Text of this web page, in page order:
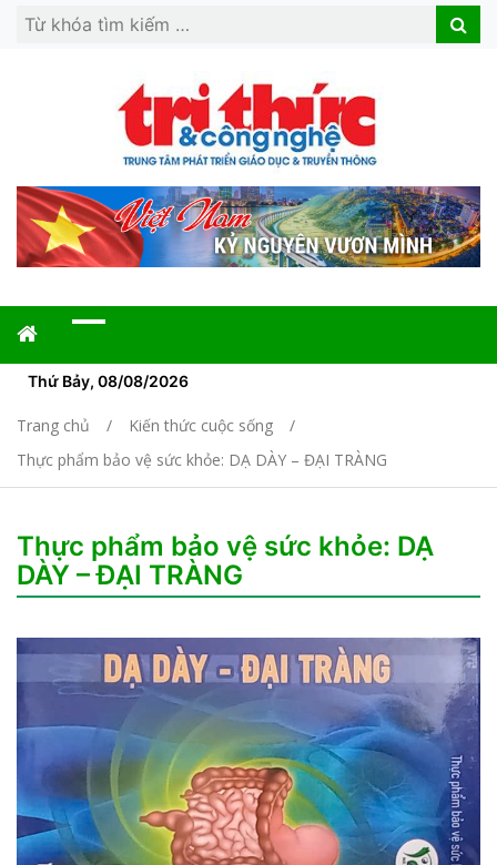
Search
Search
Thứ Bảy, 08/08/2026
Trang chủ
Kiến thức cuộc sống
Thực phẩm bảo vệ sức khỏe: DẠ DÀY – ĐẠI TRÀNG
Thực phẩm bảo vệ sức khỏe: DẠ
DÀY – ĐẠI TRÀNG